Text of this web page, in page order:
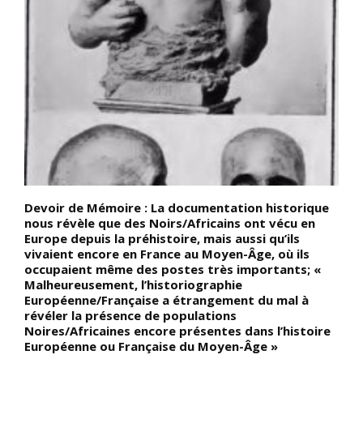
Devoir de Mémoire : La documentation historique
nous révèle que des Noirs/Africains ont vécu en
Europe depuis la préhistoire, mais aussi qu’ils
vivaient encore en France au Moyen-Âge, où ils
occupaient même des postes très importants; «
Malheureusement, l’historiographie
Européenne/Française a étrangement du mal à
révéler la présence de populations
Noires/Africaines encore présentes dans l’histoire
Européenne ou Française du Moyen-Âge »